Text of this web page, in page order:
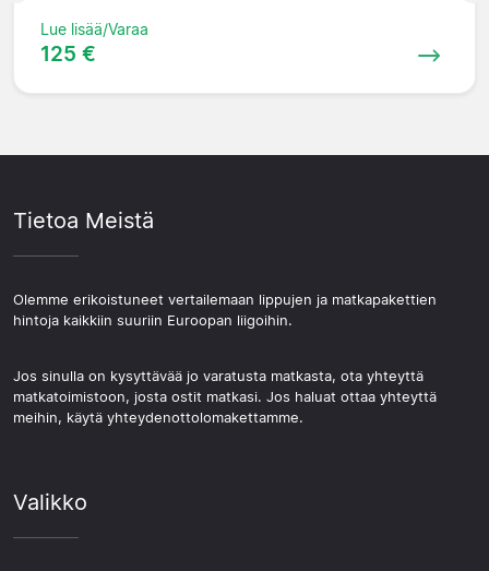
Lue lisää/Varaa
125 €
Tietoa Meistä
Olemme erikoistuneet vertailemaan lippujen ja matkapakettien
hintoja kaikkiin suuriin Euroopan liigoihin.
Jos sinulla on kysyttävää jo varatusta matkasta, ota yhteyttä
matkatoimistoon, josta ostit matkasi. Jos haluat ottaa yhteyttä
meihin, käytä yhteydenottolomakettamme.
Valikko